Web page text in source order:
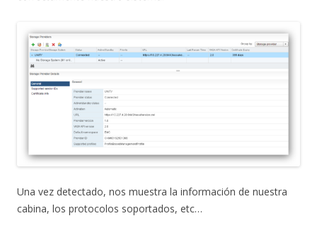
Una vez detectado, nos muestra la información de nuestra
cabina, los protocolos soportados, etc…